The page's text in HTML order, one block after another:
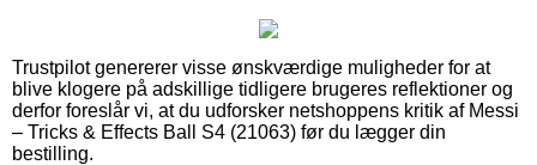
Trustpilot genererer visse ønskværdige muligheder for at
blive klogere på adskillige tidligere brugeres reflektioner og
derfor foreslår vi, at du udforsker netshoppens kritik af Messi
– Tricks & Effects Ball S4 (21063) før du lægger din
bestilling.